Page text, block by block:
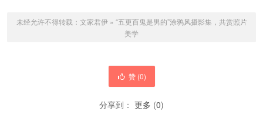
未经允许不得转载： 文家君伊» “五更百鬼是男的”涂鸦风摄影集，共赏照片
美学
赞 (0)
分享到： 更多 (0)